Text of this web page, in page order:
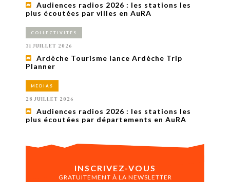
Audiences radios 2026 : les stations les
plus écoutées par villes en AuRA
COLLECTIVITÉS
31 JUILLET 2026
Ardèche Tourisme lance Ardèche Trip
Planner
MÉDIAS
28 JUILLET 2026
Audiences radios 2026 : les stations les
plus écoutées par départements en AuRA
INSCRIVEZ-VOUS
GRATUITEMENT À LA NEWSLETTER